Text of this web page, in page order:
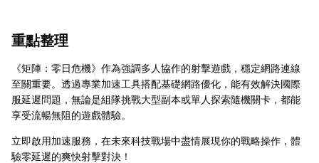
重點整理
《矩陣：零日危機》作為強調多人協作的射擊遊戲，穩定網路連線
至關重要。透過專業加速工具搭配基礎網路優化，能有效解決國際
服延遲問題，無論是組隊挑戰大型副本或單人探索隨機關卡，都能
享受流暢無阻的遊戲體驗。
立即啟用加速服務，在未來科技戰場中盡情展現你的戰略操作，體
驗零延遲的爽快射擊對決！